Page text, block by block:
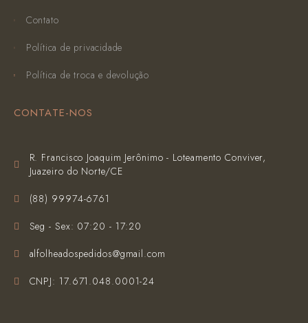
Contato
Política de privacidade
Política de troca e devolução
CONTATE-NOS
R. Francisco Joaquim Jerônimo - Loteamento Conviver,
Juazeiro do Norte/CE
(‪88) 99974-6761‬
Seg - Sex: 07:20 - 17:20
alfolheadospedidos@gmail.com
CNPJ: 17.671.048.0001-24